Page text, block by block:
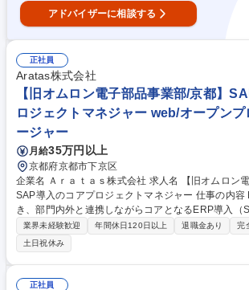
アドバイザーに相談する
正社員
Aratas株式会社
【旧オムロン電子部品事業部/京都】
ロジェクトマネジャー web/オープンプ
ージャー
月給35万円以上
京都府京都市下京区
企業名 Ａｒａｔａｓ株式会社 求人名 【旧オムロン電子部品事業部/京都】
SAP導入のコアプロジェクトマネジャー 仕事の内容 EA全体方針に基づ
き、部門内外と連携しながらコアとなるERP導入
Public Edition）のプロジェクトマネジメントを担って
RP導入については、日本から開始し、EU、中国、
に展開し、3年を目途に完了することを目標としてい
げフェーズをリードするとともに、グローバル展開
確立および各地域展開の推進を担う。 【使用する
業界未経験歓迎 年間休日120日以上 退職金あり
完
土日祝休み
正社員